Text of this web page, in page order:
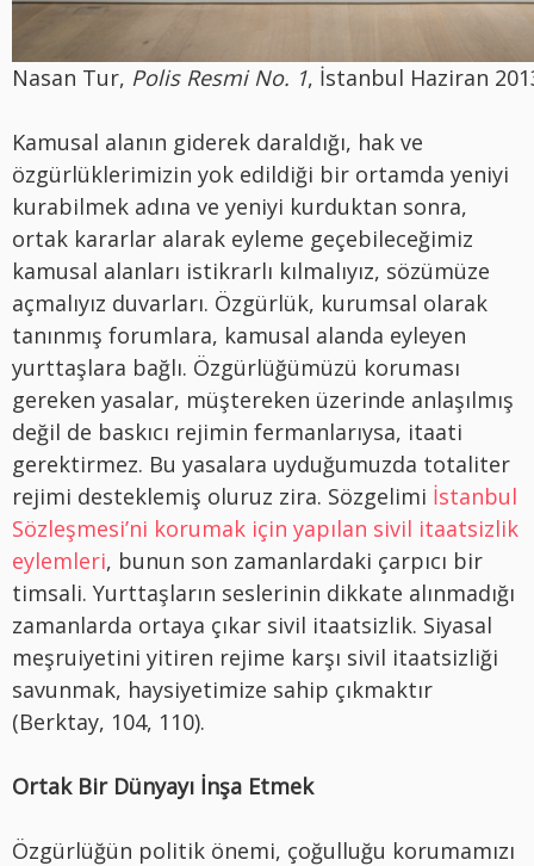
Nasan Tur, Polis Resmi No. 1, İstanbul Haziran
Kamusal alanın giderek daraldığı, hak ve
özgürlüklerimizin yok edildiği bir ortamda yeniyi
kurabilmek adına ve yeniyi kurduktan sonra,
ortak kararlar alarak eyleme geçebileceğimiz
kamusal alanları istikrarlı kılmalıyız, sözümüze
açmalıyız duvarları. Özgürlük, kurumsal olarak
tanınmış forumlara, kamusal alanda eyleyen
yurttaşlara bağlı. Özgürlüğümüzü koruması
gereken yasalar, müştereken üzerinde anlaşılmış
değil de baskıcı rejimin fermanlarıysa, itaati
gerektirmez. Bu yasalara uyduğumuzda totaliter
rejimi desteklemiş oluruz zira. Sözgelimi İstanbul
Sözleşmesi’ni korumak için yapılan sivil itaatsizlik
eylemleri, bunun son zamanlardaki çarpıcı bir
timsali. Yurttaşların seslerinin dikkate alınmadığı
zamanlarda ortaya çıkar sivil itaatsizlik. Siyasal
meşruiyetini yitiren rejime karşı sivil itaatsizliği
savunmak, haysiyetimize sahip çıkmaktır
(Berktay, 104, 110).
Ortak Bir Dünyayı İnşa Etmek
Özgürlüğün politik önemi, çoğulluğu korumamızı